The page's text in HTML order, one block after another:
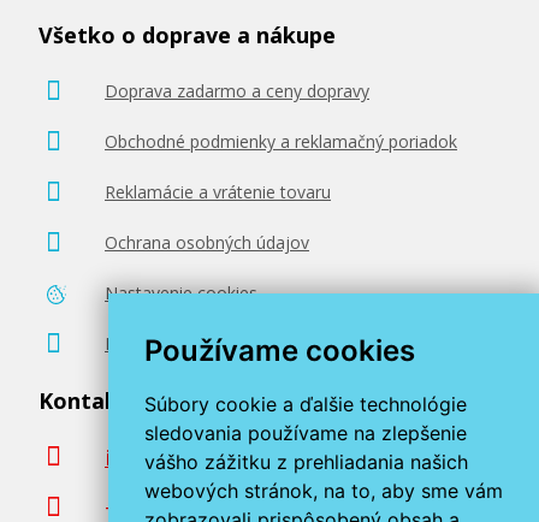
Používame cookies
Súbory cookie a ďalšie technológie
sledovania používame na zlepšenie
vášho zážitku z prehliadania našich
webových stránok, na to, aby sme vám
Všetko o doprave a nákupe
Doprava zadarmo a ceny dopravy
Obchodné podmienky a reklamačný poriadok
Reklamácie a vrátenie tovaru
Ochrana osobných údajov
Nastavenie cookies
Poradenstvo zadarmo
Kontaktujte nás
info@miroluk.sk
+420 377 222 313